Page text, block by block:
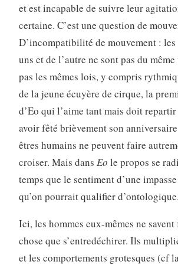
et est incapable de suivre leur
certaine. C’est une question de
D’incompatibilité de mouvement : les
uns et de l’autre ne sont pas du
pas les mêmes lois, y compris
de la jeune écuyère de cirque, la
d’Eo qui l’aime tant mais doit
avoir fêté brièvement son
êtres humains ne peuvent faire
croiser. Mais dans Eo le propos se
temps que le sentiment d’une
qu’on pourrait qualifier d’ontologique.
Ici, les hommes eux-mêmes ne
chose que s’entredéchirer. Ils
et les comportements grotesques (cf